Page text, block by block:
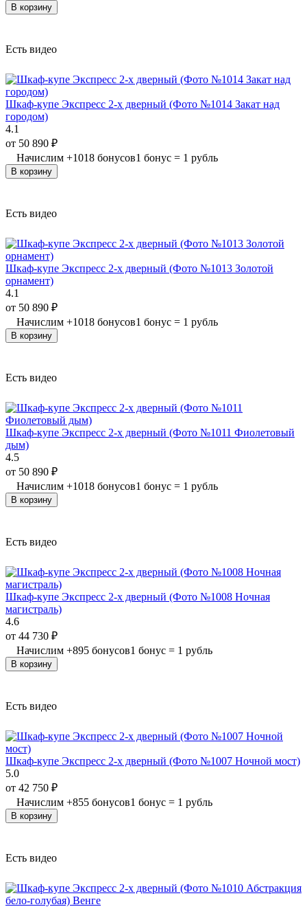
В корзину
Есть видео
Шкаф-купе Экспресс 2-х дверный (Фото №1014 Закат над
городом)
4.1
от 50 890 ₽
Начислим +1018 бонусов1 бонус = 1 рубль
В корзину
Есть видео
Шкаф-купе Экспресс 2-х дверный (Фото №1013 Золотой
орнамент)
4.1
от 50 890 ₽
Начислим +1018 бонусов1 бонус = 1 рубль
В корзину
Есть видео
Шкаф-купе Экспресс 2-х дверный (Фото №1011 Фиолетовый
дым)
4.5
от 50 890 ₽
Начислим +1018 бонусов1 бонус = 1 рубль
В корзину
Есть видео
Шкаф-купе Экспресс 2-х дверный (Фото №1008 Ночная
магистраль)
4.6
от 44 730 ₽
Начислим +895 бонусов1 бонус = 1 рубль
В корзину
Есть видео
Шкаф-купе Экспресс 2-х дверный (Фото №1007 Ночной мост)
5.0
от 42 750 ₽
Начислим +855 бонусов1 бонус = 1 рубль
В корзину
Есть видео